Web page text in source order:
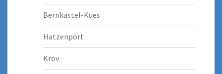
Bernkastel-Kues
Hatzenport
Kröv